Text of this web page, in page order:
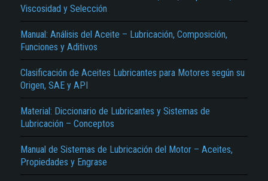
Viscosidad y Selección
Manual: Análisis del Aceite – Lubricación, Composición,
Funciones y Aditivos
Clasificación de Aceites Lubricantes para Motores según su
Origen, SAE y API
Material: Diccionario de Lubricantes y Sistemas de
Lubricación – Conceptos
Manual de Sistemas de Lubricación del Motor – Aceites,
Propiedades y Engrase
Texto o Imagen de portada son erróneos.
No carga o no se visualiza el contenido.